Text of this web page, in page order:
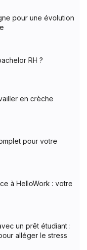
pour une évolution
RH ?
en crèche
pour votre
à HelloWork : votre
un prêt étudiant :
alléger le stress